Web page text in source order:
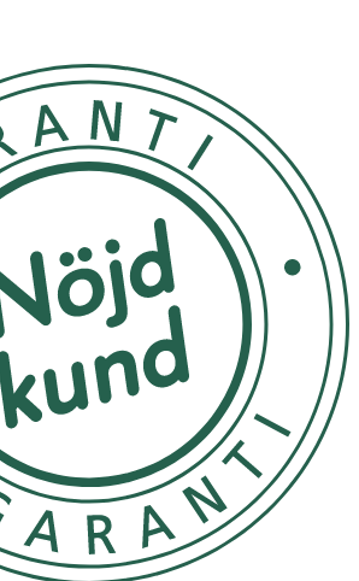
Copolymer, Dimethicone,
Persea Gratissima (Avocado) Oil,
Microcrystalline Cellulose,
Acid, Jojoba Esters, Euphorbia
Wax, Aloe Barbadensis Leaf Extract,
(Sweet Almond) Oil,
Copolymer, Helianthus
Seed Wax, Theobroma Cacao (Cocoa)
Parkii (Shea) Butter,
Cocos Nucifera (Coconut) Oil,
Hydrogenated Vegetable Oil,
Cire d’abeille), Dimethicone/Vinyl
Acacia Decurrens Flower
Olea Europaea (Olive) Oil
Acid, Hydrolyzed Corn Starch,
di-t-butyl Hydroxyhydrocinnamate,
(Matricaria) Flower Extract,
Tocopheryl Succinate
Silica Silylate, Linolenic Acid,
20, Tocopherol.